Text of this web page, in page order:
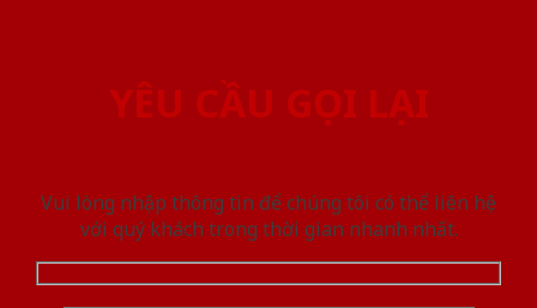
YÊU CẦU GỌI LẠI
Vui lòng nhập thông tin để chúng tôi có thể liên hệ
với quý khách trong thời gian nhanh nhất.